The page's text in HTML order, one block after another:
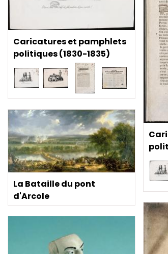
Caricatures et pamphlets
politiques (1830-1835)
La Bataille du pont
d'Arcole